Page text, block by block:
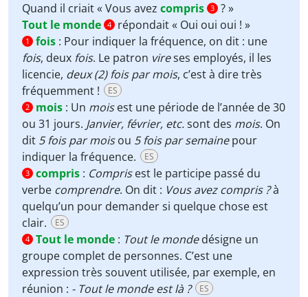
Quand il criait « Vous avez compris 3 ? »
Tout le monde 4 répondait « Oui oui oui ! »
1 fois : Pour indiquer la fréquence, on dit : une
fois, deux fois. Le patron vireses employés, il les
licencie, deux (2) fois par mois, c’est à dire très
fréquemment !
ES
2 mois : Un moisest une période de l’année de 30
ou 31 jours. Janvier, février, etc.sont des mois. On
dit 5 fois par moisou 5 fois par semainepour
indiquer la fréquence.
ES
3 compris : Comprisest le participe passé du
verbe comprendre. On dit : Vous avez compris ?à
quelqu’un pour demander si quelque chose est
clair.
ES
4 Tout le monde : Tout le mondedésigne un
groupe complet de personnes. C’est une
expression très souvent utilisée, par exemple, en
réunion : - Tout le monde est là ? ES